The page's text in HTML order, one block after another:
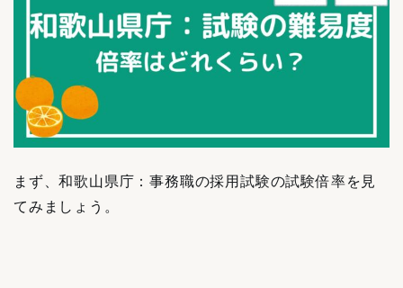
まず、和歌山県庁：事務職の採用試験の試験倍率を見
てみましょう。